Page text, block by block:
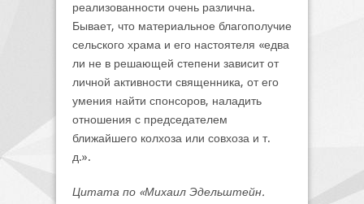
реализованности очень различна.
Бывает, что материальное благополучие
сельского храма и его настоятеля «едва
ли не в решающей степени зависит от
личной активности священника, от его
умения найти спонсоров, наладить
отношения с председателем
ближайшего колхоза или совхоза и т.
д.».
Цитата по «Михаил Эдельштейн.